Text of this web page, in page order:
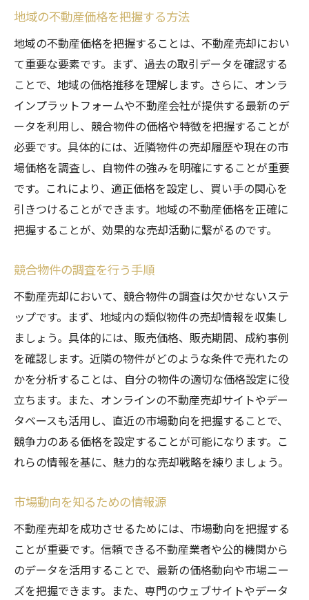
価格交渉を見据えた設定技術
地域特性を考慮した価格戦略
不動産会社の意見を取り入れた価格設定の手法
不動産会社選びの基準
専門家による市場分析の活用
価格設定におけるプロのアドバイス
不動産評価と価格提案の違い
信頼できる不動産会社の見分け方
成功例から学ぶ価格設定の実践法
ーニングの工夫
リフォームの要否を判断する基準
影響の大きいリフォーム箇所とは
クリーニングで魅力を高める方法
プロの手を借りたリフォーム事例
物件の印象を劇的に変える小技
低コストで高効果を狙う工夫
不動産売却サイトで差をつけるプロモーション
戦略
サイト内広告の活用法
SNSと連携したプロモーション
検索エンジン最適化で露出を増やす
不動産売却サイトの比較と選び方
ターゲットを意識した広告戦略
プロモーション効果を最大化する手法
地域の不動産価格を把握する方法
地域の不動産価格を把握することは、不動産売却におい
て重要な要素です。まず、過去の取引データを確認する
ことで、地域の価格推移を理解します。さらに、オンラ
インプラットフォームや不動産会社が提供する最新のデ
ータを利用し、競合物件の価格や特徴を把握することが
必要です。具体的には、近隣物件の売却履歴や現在の市
場価格を調査し、自物件の強みを明確にすることが重要
です。これにより、適正価格を設定し、買い手の関心を
引きつけることができます。地域の不動産価格を正確に
把握することが、効果的な売却活動に繋がるのです。
競合物件の調査を行う手順
不動産売却において、競合物件の調査は欠かせないステ
ップです。まず、地域内の類似物件の売却情報を収集し
ましょう。具体的には、販売価格、販売期間、成約事例
を確認します。近隣の物件がどのような条件で売れたの
かを分析することは、自分の物件の適切な価格設定に役
立ちます。また、オンラインの不動産売却サイトやデー
タベースも活用し、直近の市場動向を把握することで、
競争力のある価格を設定することが可能になります。こ
れらの情報を基に、魅力的な売却戦略を練りましょう。
市場動向を知るための情報源
不動産売却を成功させるためには、市場動向を把握する
ことが重要です。信頼できる不動産業者や公的機関から
のデータを活用することで、最新の価格動向や市場ニー
ズを把握できます。また、専門のウェブサイトやデータ